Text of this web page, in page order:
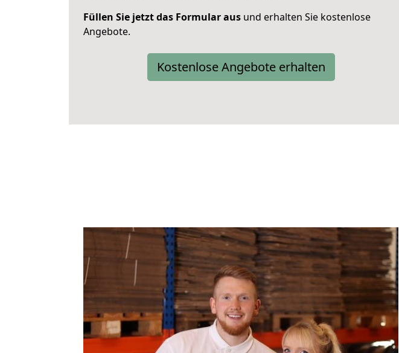
Füllen Sie jetzt das Formular aus und erhalten Sie kostenlose
Angebote.
Kostenlose Angebote erhalten